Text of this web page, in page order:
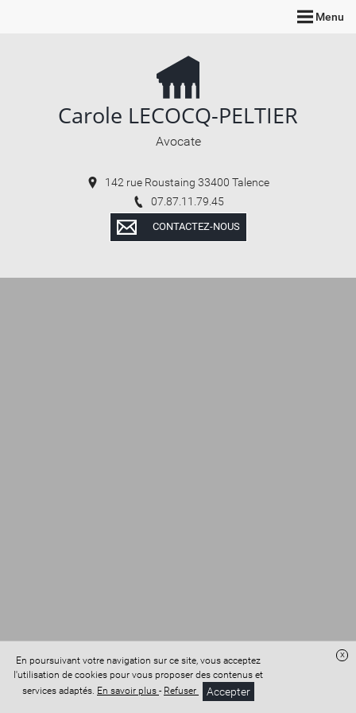
Menu
Carole LECOCQ-PELTIER
Avocate
142 rue Roustaing 33400 Talence
07.87.11.79.45
CONTACTEZ-NOUS
Accès administration Confidentialité
Conditions Générales de Vente
Mentions légales
En poursuivant votre navigation sur ce site, vous acceptez
l'utilisation de cookies pour vous proposer des contenus et
services adaptés. En savoir plus - Refuser Accepter
x